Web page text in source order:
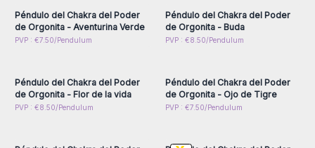
Péndulo del Chakra del Poder
de Orgonita - Aventurina Verde
PVP : €7.50/Pendulum
Péndulo del Chakra del Poder
de Orgonita - Buda
PVP : €8.50/Pendulum
Inicie sesión o regístrese
Péndulo del Chakra del Poder
de Orgonita - Flor de la vida
PVP : €8.50/Pendulum
Inicie sesión o regístrese
Péndulo del Chakra del Poder
de Orgonita - Ojo de Tigre
PVP : €7.50/Pendulum
Inicie sesión o regístrese
Inicie sesión o regístrese